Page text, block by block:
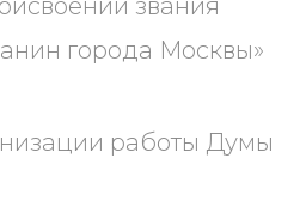
звания
города Москвы»
работы Думы